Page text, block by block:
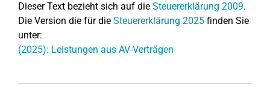
Dieser Text bezieht sich auf die Steuererklärung 2009.
Die Version die für die Steuererklärung 2025 finden Sie
unter:
(2025): Leistungen aus AV-Verträgen